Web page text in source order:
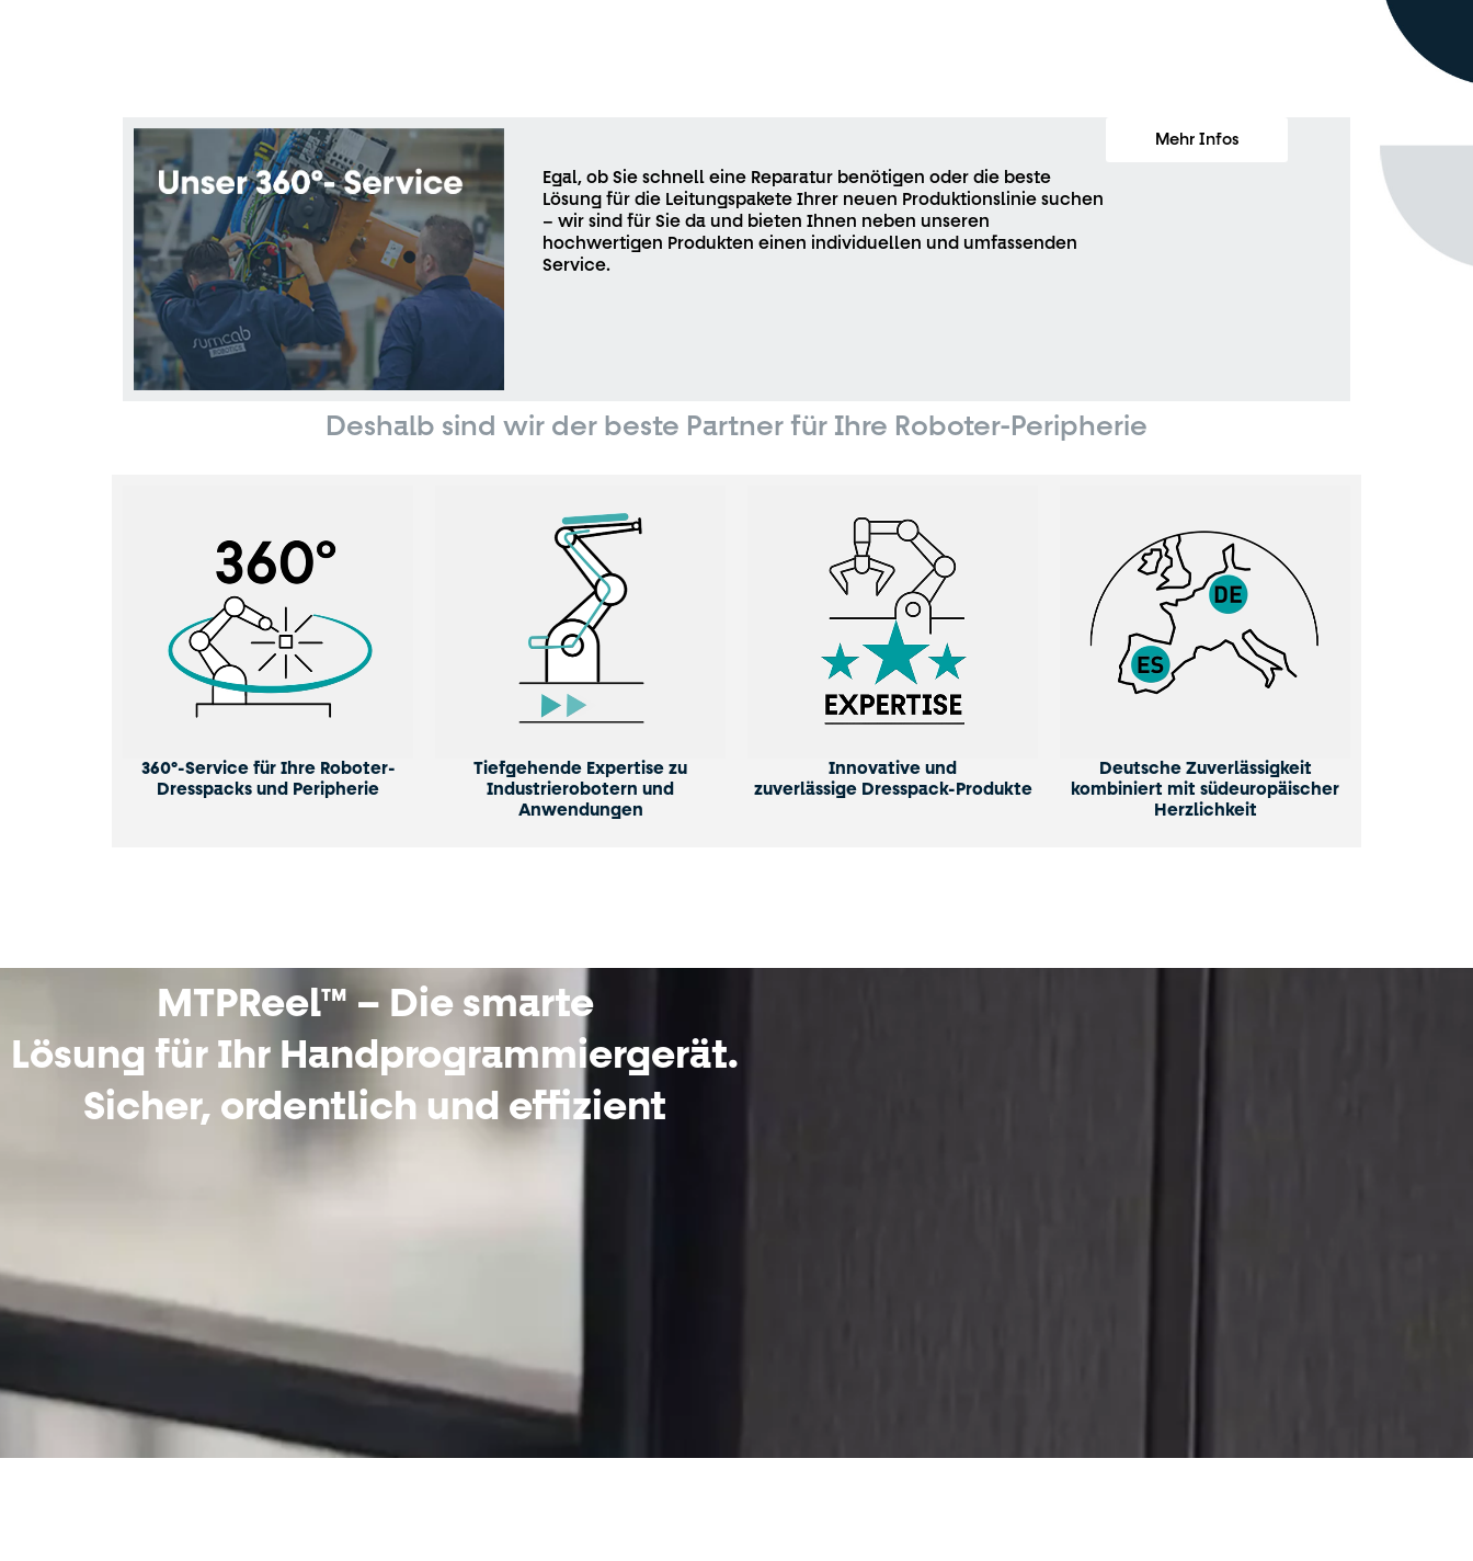
Egal, ob Sie schnell eine Reparatur benötigen oder die beste
Lösung für die Leitungspakete Ihrer neuen Produktionslinie suchen
– wir sind für Sie da und bieten Ihnen neben unseren
hochwertigen Produkten einen individuellen und umfassenden
Service.
Mehr Infos
Deshalb sind wir der beste Partner für Ihre Roboter-Peripherie
360°-Service für Ihre Roboter-
Dresspacks und Peripherie
Tiefgehende Expertise zu
Industrierobotern und
Anwendungen
Innovative und
zuverlässige Dresspack-Produkte
Deutsche Zuverlässigkeit
kombiniert mit südeuropäischer
Herzlichkeit
MTPReel™ – Die smarte
Lösung für Ihr Handprogrammiergerät.
Sicher, ordentlich und effizient